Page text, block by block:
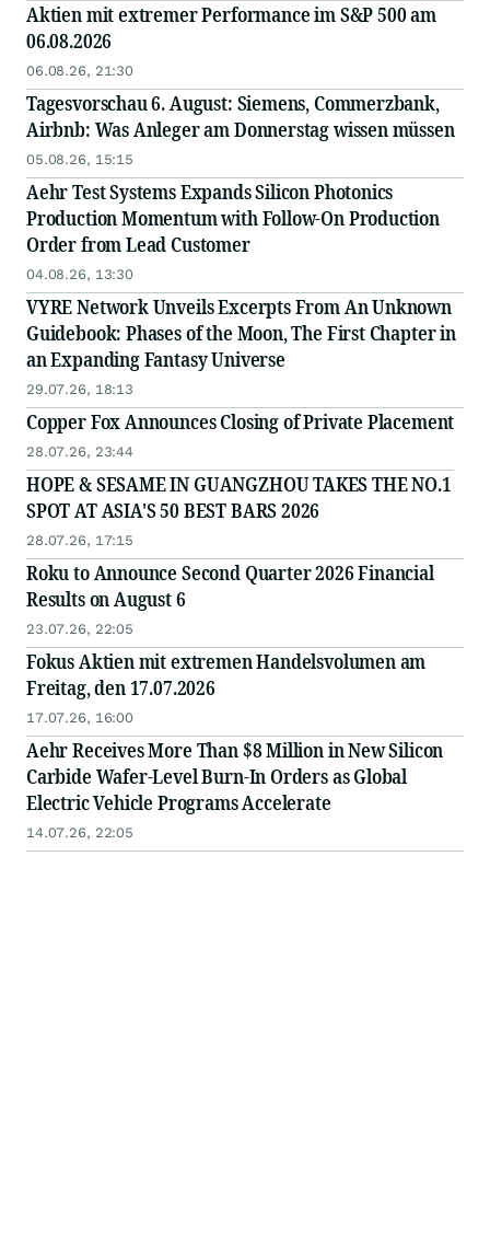
Aktien mit extremer Performance im S&P 500 am
06.08.2026
06.08.26, 21:30
Tagesvorschau 6. August: Siemens, Commerzbank,
Airbnb: Was Anleger am Donnerstag wissen müssen
05.08.26, 15:15
Aehr Test Systems Expands Silicon Photonics
Production Momentum with Follow-On Production
Order from Lead Customer
04.08.26, 13:30
VYRE Network Unveils Excerpts From An Unknown
Guidebook: Phases of the Moon, The First Chapter in
an Expanding Fantasy Universe
29.07.26, 18:13
Copper Fox Announces Closing of Private Placement
28.07.26, 23:44
HOPE & SESAME IN GUANGZHOU TAKES THE NO.1
SPOT AT ASIA'S 50 BEST BARS 2026
28.07.26, 17:15
Roku to Announce Second Quarter 2026 Financial
Results on August 6
23.07.26, 22:05
Fokus Aktien mit extremen Handelsvolumen am
Freitag, den 17.07.2026
17.07.26, 16:00
Aehr Receives More Than $8 Million in New Silicon
Carbide Wafer-Level Burn-In Orders as Global
Electric Vehicle Programs Accelerate
14.07.26, 22:05